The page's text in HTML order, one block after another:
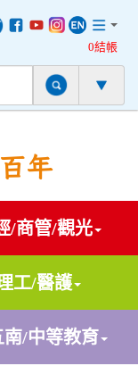
0結帳
年
/商管/觀光
工/醫護
南/中等教育